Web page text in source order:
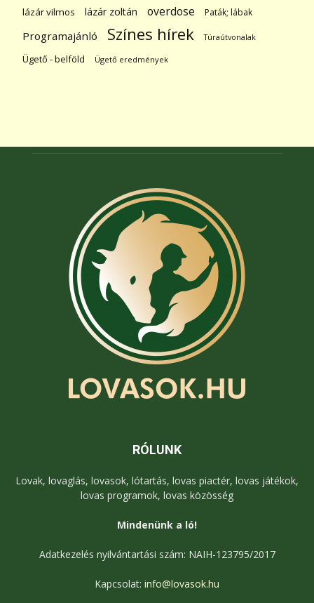
lázár vilmos lázár zoltán overdose Paták; lábak
Programajánló Színes hírek Túraútvonalak
Ügető - belföld Ügető eredmények
RÓLUNK
Lovak, lovaglás, lovasok, lótartás, lovas piactér, lovas játékok,
lovas programok, lovas közösség
Mindenünk a ló!
Adatkezelés nyilvántartási szám: NAIH-123795/2017
Kapcsolat: info@lovasok.hu